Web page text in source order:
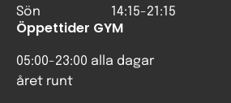
Sön
14:15-21:15
Öppettider GYM
05:00-23:00 alla dagar
året runt